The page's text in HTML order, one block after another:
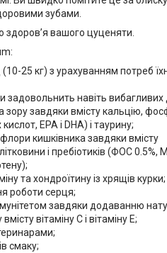
зубами.
вашого цуценяти.
25 кг) з урахуванням потреб
задовольнить навіть вибагливих
завдяки вмісту кальцію,
EPA і DHA) і таурину;
кишківника завдяки вмісту
і пребіотиків (ФОС 0.5%,
та хондроїтину із хрящів курки;
роботи серця;
завдяки додаванню
вітаміну С і вітаміну Е;
смаку;